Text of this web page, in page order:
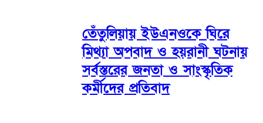
তেঁতুলিয়ায় ইউএনওকে ঘিরে
মিথ্যা অপবাদ ও হয়রানী ঘটনায়
সর্বস্তরের জনতা ও সাংস্কৃতিক
কর্মীদের প্রতিবাদ